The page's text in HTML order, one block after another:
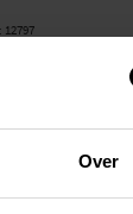
Over
: 12797
hoesje met een
2022. Het hoesje
tegen
van de